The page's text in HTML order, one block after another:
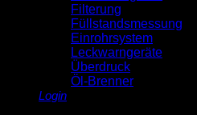
Filterung
Füllstandsmessung
Einrohrsystem
Leckwarngeräte
Überdruck
Öl-Brenner
Login